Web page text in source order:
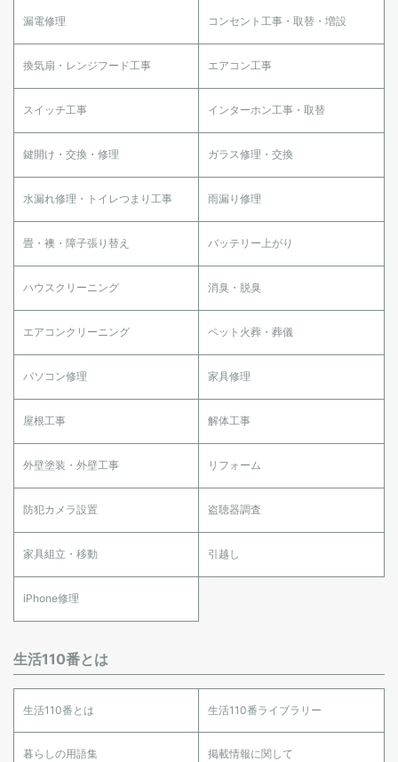
漏電修理 コンセント工事・取替・増設
換気扇・レンジフード工事 エアコン工事
スイッチ工事 インターホン工事・取替
鍵開け・交換・修理 ガラス修理・交換
水漏れ修理・トイレつまり工事 雨漏り修理
畳・襖・障子張り替え バッテリー上がり
ハウスクリーニング 消臭・脱臭
エアコンクリーニング ペット火葬・葬儀
パソコン修理 家具修理
屋根工事 解体工事
外壁塗装・外壁工事 リフォーム
防犯カメラ設置 盗聴器調査
家具組立・移動 引越し
iPhone修理
生活110番とは
生活110番とは 生活110番ライブラリー
暮らしの用語集 掲載情報に関して